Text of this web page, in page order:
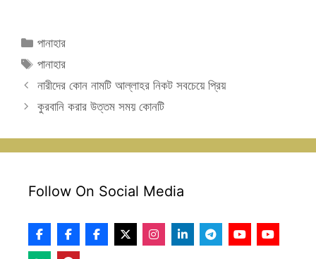
Categories
পানাহার
Tags
পানাহার
নারীদের কোন নামটি আল্লাহর নিকট সবচেয়ে প্রিয়
কুরবানি করার উত্তম সময় কোনটি
Follow On Social Media